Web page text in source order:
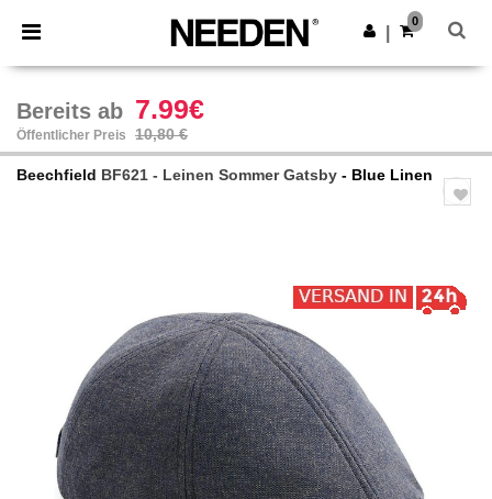
× Needen App
Bessere Preise in der App!
App holen
0
Previous
Bereits ab 7.99€
Öffentlicher Preis 10,80 €
Beechfield BF621 - Leinen Sommer Gatsby - Blue Linen